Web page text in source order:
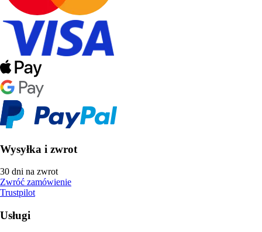
Wysyłka i zwrot
30 dni na zwrot
Zwróć zamówienie
Trustpilot
Usługi